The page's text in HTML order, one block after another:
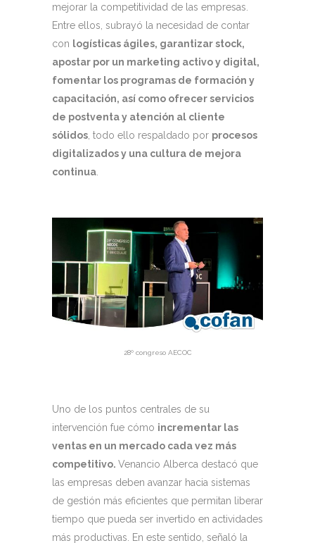
mejorar la competitividad de las empresas.
Entre ellos, subrayó la necesidad de contar
con logísticas ágiles, garantizar stock,
apostar por un marketing activo y digital,
fomentar los programas de formación y
capacitación, así como ofrecer servicios
de postventa y atención al cliente
sólidos , todo ello respaldado por procesos
digitalizados y una cultura de mejora
continua
28º congreso AECOC
Uno de los puntos centrales de su
intervención fue cómo incrementar las
ventas en un mercado cada vez más
competitivo. Venancio Alberca destacó que
las empresas deben avanzar hacia sistemas
de gestión más eficientes que permitan liberar
tiempo que pueda ser invertido en actividades
más productivas. En este sentido, señaló la